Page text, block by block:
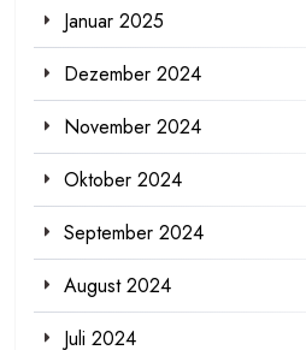
Januar 2025
Dezember 2024
November 2024
Oktober 2024
September 2024
August 2024
Juli 2024